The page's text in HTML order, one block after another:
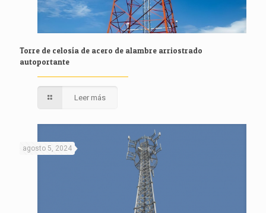
Torre de celosía de acero de alambre arriostrado
autoportante
Leer más
agosto 5, 2024